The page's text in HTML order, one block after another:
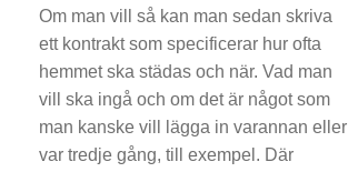
Om man vill så kan man sedan skriva
ett kontrakt som specificerar hur ofta
hemmet ska städas och när. Vad man
vill ska ingå och om det är något som
man kanske vill lägga in varannan eller
var tredje gång, till exempel. Där